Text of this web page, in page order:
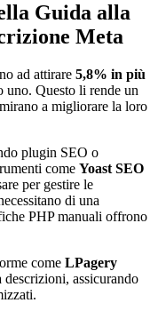
Guida alla
Meta
ad attirare 5,8% in più
uno. Questo li rende un
a migliorare la loro
plugin SEO o
come Yoast SEO
per gestire le
di una
PHP manuali offrono
come LPagery
descrizioni, assicurando